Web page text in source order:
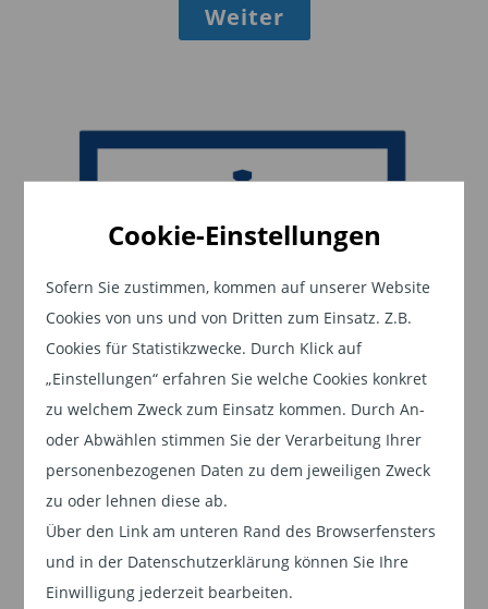
Cookie-Einstellungen
Sofern Sie zustimmen, kommen auf unserer Website
Cookies von uns und von Dritten zum Einsatz. Z.B.
Cookies für Statistikzwecke. Durch Klick auf
„Einstellungen“ erfahren Sie welche Cookies konkret
zu welchem Zweck zum Einsatz kommen. Durch An-
oder Abwählen stimmen Sie der Verarbeitung Ihrer
personenbezogenen Daten zu dem jeweiligen Zweck
zu oder lehnen diese ab.
Über den Link am unteren Rand des Browserfensters
und in der Datenschutzerklärung können Sie Ihre
Einwilligung jederzeit bearbeiten.
dieses Muster zwar noch teilweise, doch es
gedroht hatte, die iranische Energieinfrastruktur
zu zerstören, sollte die Straße von Hormus nicht
werden, kündigte er am Montag, dem 23. März,
und verwies auf „sehr produktive Gespräche“.
Nach dieser Ankündigung legten die
Terminkontrakte an den US-Märkten innerhalb
weniger Minuten um bis zu 4 % zu – gaben diese
Gewinne in den folgenden drei Tagen jedoch
vollständig wieder ab.
Am Donnerstag, dem 26. März, verschob Donald
Trump die Frist für seine Drohung erneut,
diesmal um zehn Tage – „auf Wunsch der
Weiter